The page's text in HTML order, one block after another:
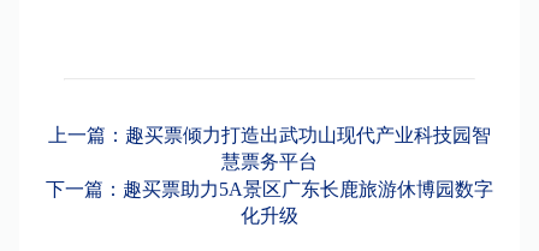
上一篇：趣买票倾力打造出武功山现代产业科技园智
慧票务平台
下一篇：趣买票助力5A景区广东长鹿旅游休博园数字
化升级